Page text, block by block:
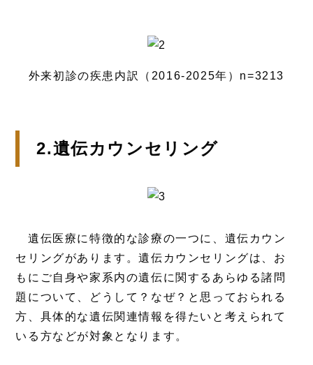
外来初診の疾患内訳（2016-2025年）n=3213
2.遺伝カウンセリング
遺伝医療に特徴的な診療の一つに、遺伝カウン
セリングがあります。遺伝カウンセリングは、お
もにご自身や家系内の遺伝に関するあらゆる諸問
題について、どうして？なぜ？と思っておられる
方、具体的な遺伝関連情報を得たいと考えられて
いる方などが対象となります。